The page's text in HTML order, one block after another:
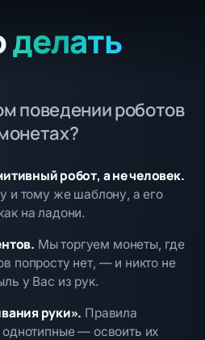
делать
поведении роботов
робот, а не человек.
и тому же шаблону, а его
на ладони.
Мы торгуем монеты, где
попросту нет, — и никто не
у Вас из рук.
руки». Правила
однотипные — освоить их